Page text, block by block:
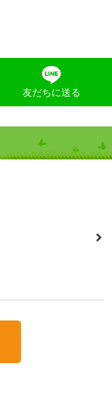
友だちに送る